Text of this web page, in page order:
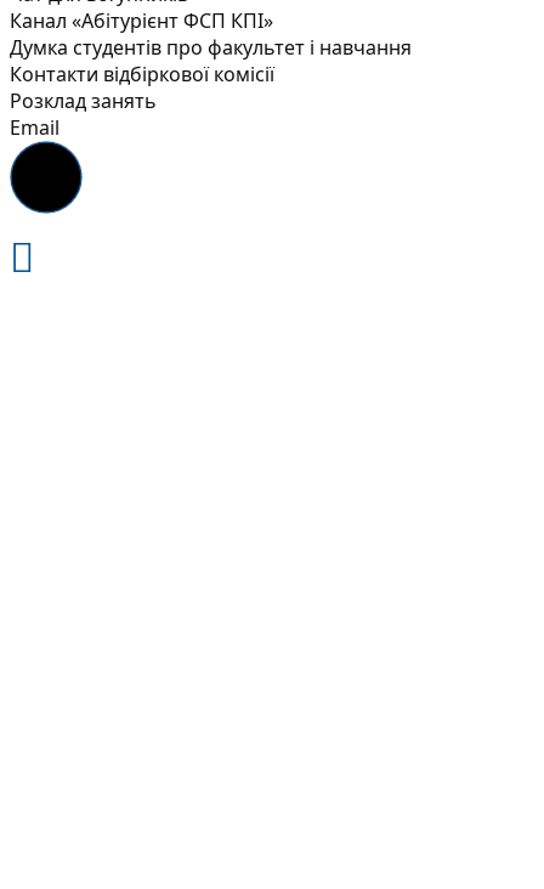
Канал «Абітурієнт ФСП КПІ»
Думка студентів про факультет і навчання
Контакти відбіркової комісії
Розклад занять
Email